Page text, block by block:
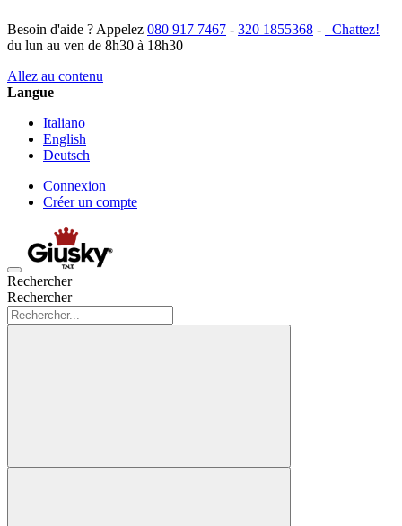
Besoin d'aide ? Appelez 080 917 7467 - 320 1855368 -
Chattez!
du lun au ven de 8h30 à 18h30
Allez au contenu
Langue
Italiano
English
Deutsch
Connexion
Créer un compte
Rechercher
Rechercher